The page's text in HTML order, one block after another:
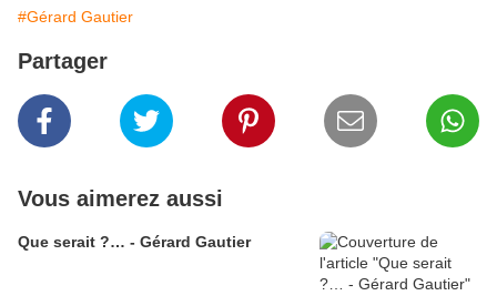
#Gérard Gautier
Partager
Vous aimerez aussi
Que serait ?… - Gérard Gautier